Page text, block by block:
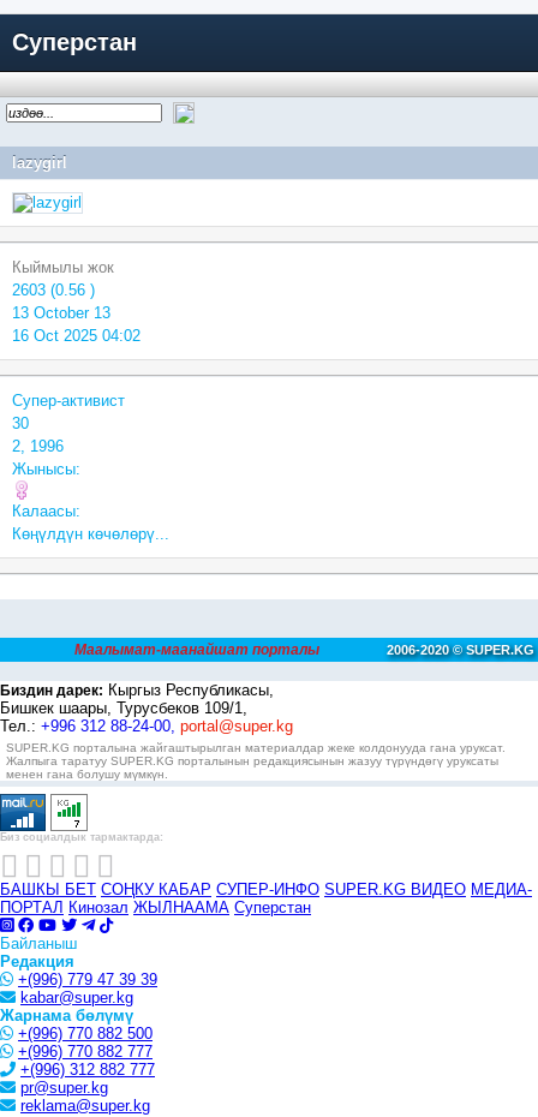
Суперстан
lazygirl
Кыймылы жок
2603 (0.56 )
13 October 13
16 Oct 2025 04:02
Супер-активист
30
2, 1996
Жынысы:
Калаасы:
Көңүлдүн көчөлөрү...
Маалымат-маанайшат порталы 2006-2020 © SUPER.KG
Биздин дарек: Кыргыз Республикасы,
Бишкек шаары, Турусбеков 109/1,
Тел.: +996 312 88-24-00, portal@super.kg
SUPER.KG порталына жайгаштырылган материалдар жеке колдонууда гана уруксат.
Жалпыга таратуу SUPER.KG порталынын редакциясынын жазуу түрүндөгү уруксаты
менен гана болушу мүмкүн.
Биз социалдык тармактарда:
БАШКЫ БЕТ СОҢКУ КАБАР СУПЕР-ИНФО SUPER.KG ВИДЕО МЕДИА-
ПОРТАЛ Кинозал ЖЫЛНААМА Суперстан
Байланыш
Редакция
+(996) 779 47 39 39
kabar@super.kg
Жарнама бөлүмү
+(996) 770 882 500
+(996) 770 882 777
+(996) 312 882 777
pr@super.kg
reklama@super.kg